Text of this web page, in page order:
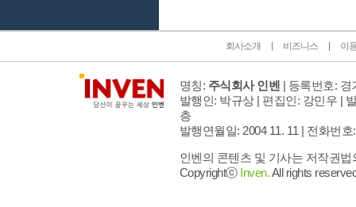
회사소개 비즈니스 이
명칭: 주식회사 인벤 | 등록번호: 경
발행인: 박규상 | 편집인: 강민우 |
층
발행연월일: 2004 11. 11 | 전화번호
인벤의 콘텐츠 및 기사는 저작권
Copyrightⓒ Inven.All rights